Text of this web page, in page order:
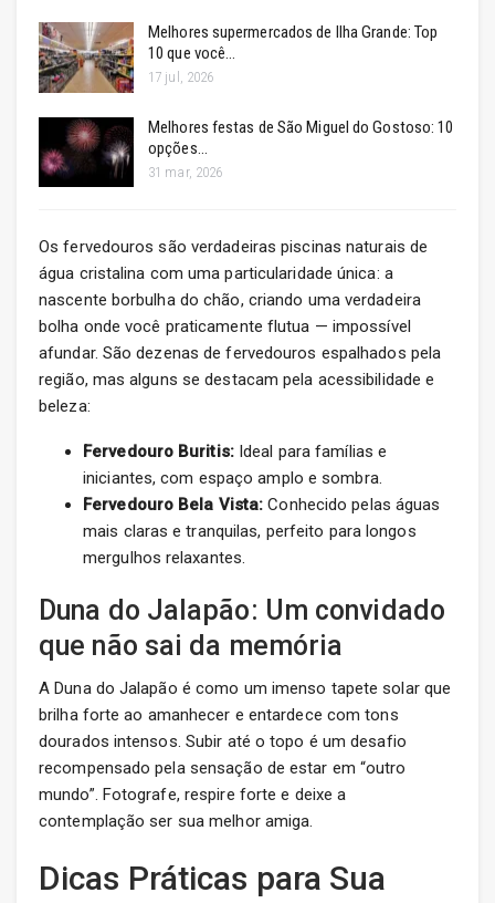
Melhores supermercados de Ilha Grande: Top
10 que você…
17 jul, 2026
Melhores festas de São Miguel do Gostoso: 10
opções…
31 mar, 2026
Os fervedouros são verdadeiras piscinas naturais de
água cristalina com uma particularidade única: a
nascente borbulha do chão, criando uma verdadeira
bolha onde você praticamente flutua — impossível
afundar. São dezenas de fervedouros espalhados pela
região, mas alguns se destacam pela acessibilidade e
beleza:
Fervedouro Buritis:Ideal para famílias e
iniciantes, com espaço amplo e sombra.
Fervedouro Bela Vista: Conhecido pelas águas
mais claras e tranquilas, perfeito para longos
mergulhos relaxantes.
Duna do Jalapão: Um convidado
que não sai da memória
A Duna do Jalapão é como um imenso tapete solar que
brilha forte ao amanhecer e entardece com tons
dourados intensos. Subir até o topo é um desafio
recompensado pela sensação de estar em “outro
mundo”. Fotografe, respire forte e deixe a
contemplação ser sua melhor amiga.
Dicas Práticas para Sua